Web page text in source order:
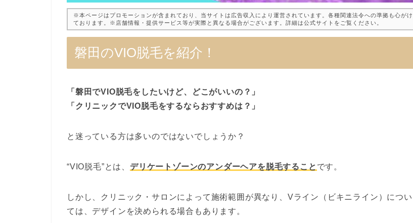
※本ページはプロモーションが含まれており、当サイトは広告収入により運営されています。各種関連法令への準拠も心がけ
ております。※店舗情報・提供サービス等が実際と異なる場合がございます。詳細は公式サイトをご覧ください。
磐田のVIO脱毛を紹介！
「磐田でVIO脱毛をしたいけど、どこがいいの？」
「クリニックでVIO脱毛をするならおすすめは？」
と迷っている方は多いのではないでしょうか？
“VIO脱毛”とは、 デリケートゾーンのアンダーヘアを脱毛すること です。
しかし、クリニック・サロンによって施術範囲が異なり、Vライン（ビキニライン）につい
ては、デザインを決められる場合もあります。